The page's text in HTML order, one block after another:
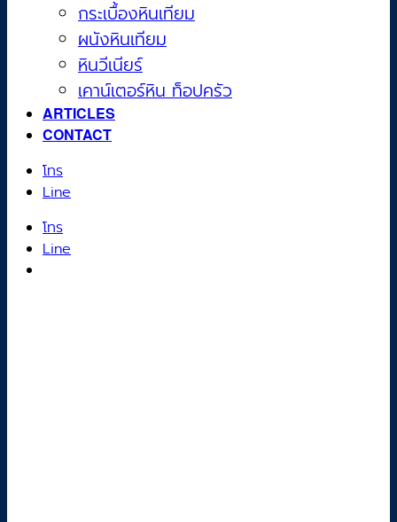
กระเบื้องหินเทียม
ผนังหินเทียม
หินวีเนียร์
เคาน์เตอร์หิน ท็อปครัว
ARTICLES
CONTACT
โทร
Line
โทร
Line